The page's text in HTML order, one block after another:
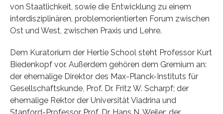
von Staatlichkeit, sowie die Entwicklung zu einem
interdisziplinären, problemorientierten Forum zwischen
Ost und West, zwischen Praxis und Lehre.
Dem Kuratorium der Hertie School steht Professor Kurt
Biedenkopf vor. Außerdem gehören dem Gremium an:
der ehemalige Direktor des Max-Planck-Instituts für
Gesellschaftskunde, Prof. Dr. Fritz W. Scharpf; der
ehemalige Rektor der Universität Viadrina und
Stanford-Professor Prof. Dr. Hans N. Weiler; der